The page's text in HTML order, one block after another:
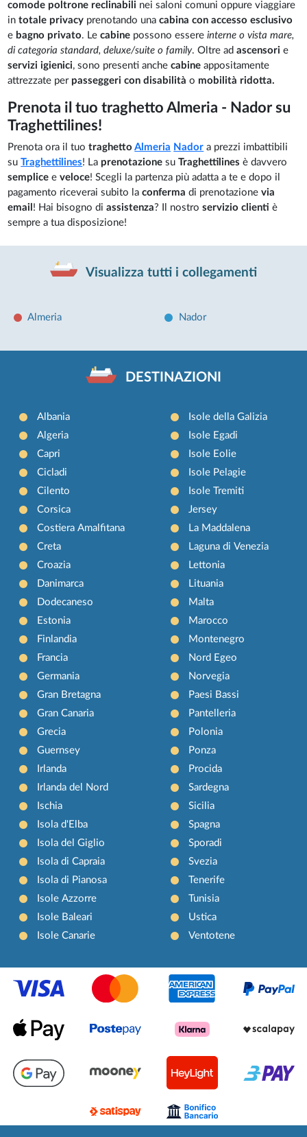
comode poltrone reclinabili nei saloni comuni oppure viaggiare
intotale privacy prenotando unacabina con accesso esclusivo
e bagno privato. Lecabine possono essereinterne o vista mare,
di categoria standard, deluxe/suite o family. Oltre adascensorie
servizi igienici, sono presenti anchecabineappositamente
attrezzate per passeggeri con disabilità o mobilità ridotta.
Prenota il tuo traghetto Almeria - Nador su
Traghettilines!
Prenota ora il tuotraghettoAlmeria Nador a prezzi imbattibili
suTraghettilines! La prenotazionesuTraghettilines è davvero
sempliceeveloce! Scegli la partenza più adatta a te e dopo il
pagamento riceverai subito laconfermadi prenotazionevia
email ! Hai bisogno diassistenza? Il nostroservizio clientiè
sempre a tua disposizione!
Visualizza tutti i collegamenti
Almeria Nador
DESTINAZIONI
Albania
Algeria
Capri
Cicladi
Cilento
Corsica
Costiera Amalfitana
Creta
Croazia
Danimarca
Dodecaneso
Estonia
Finlandia
Francia
Germania
Gran Bretagna
Gran Canaria
Grecia
Guernsey
Irlanda
Irlanda del Nord
Ischia
Isola d'Elba
Isola del Giglio
Isola di Capraia
Isola di Pianosa
Isole Azzorre
Isole Baleari
Isole Canarie
Isole della Galizia
Isole Egadi
Isole Eolie
Isole Pelagie
Isole Tremiti
Jersey
La Maddalena
Laguna di Venezia
Lettonia
Lituania
Malta
Marocco
Montenegro
Nord Egeo
Norvegia
Paesi Bassi
Pantelleria
Polonia
Ponza
Procida
Sardegna
Sicilia
Spagna
Sporadi
Svezia
Tenerife
Tunisia
Ustica
Ventotene